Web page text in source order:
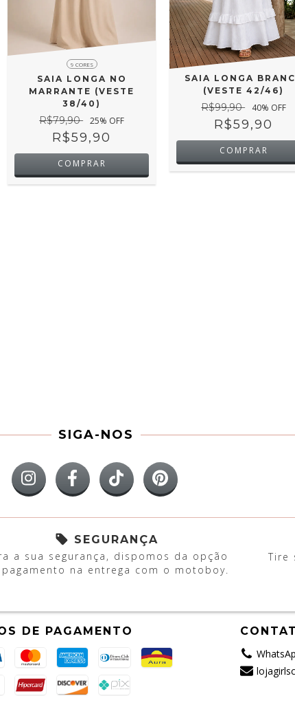
9 CORES
SAIA LONGA NO
MARRANTE (VESTE
38/40)
R$79,90 25% OFF
R$59,90
COMPRAR
SAIA LONGA
(VESTE 42/46)
R$99,90 40% OFF
R$59,90
COMPRAR
SIGA-NOS
SEGURANÇA
a sua segurança, dispomos da opção
na entrega com o motoboy.
Tire
DE PAGAMENTO